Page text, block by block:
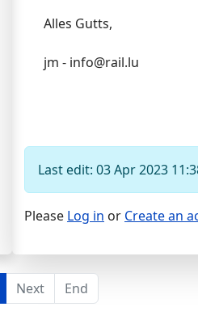
Alles Gutts,
jm - info@rail.lu
Last edit: 03 Apr 2023
Please Log in or Create an
Next End